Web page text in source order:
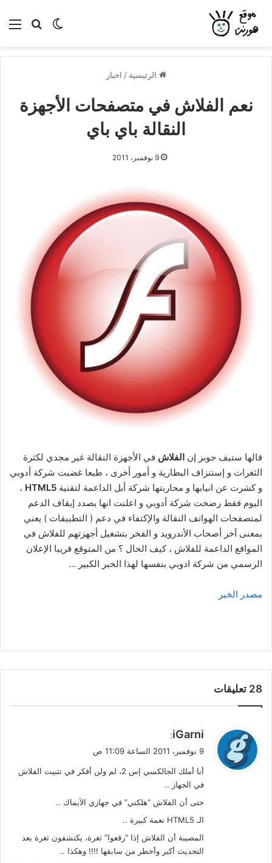
بحثالوضع
الرئيسية / اخبار
نعم الفلاش في متصفحات الأجهزة
النقالة باي باي
9 نوفمبر، 2011
قالها ستيف جوبز إن الفلاش في الأجهزة النقالة غير مجدي لكثرة
الثغرات و إستنزاف البطارية و أمور أخرى ، طبعا غضبت شركة أدوبي
و كشرت عن انيابها و محاربتها شركة أبل الداعمة لتقنية HTML5 ،
اليوم فقط رضخت شركة أدوبي و اعلنت انها بصدد إيقاف الدعم
لمتصفحات الهواتف النقالة والإكتفاء في دعم ( التطبيقات ) يعني
بمعنى آخر أصحاب الأندرويد و الفخر بتشغيل أجهزتهم للفلاش في
المواقع الداعمة للفلاش ، كيف الحال ؟ من المتوقع قريبا الإعلان
الرسمي من شركة ادوبي بنفسها لهذا الخبر الكبير …
مصدر الخبر
‫28 تعليقات
ي
ل
iGarni
:
9 نوفمبر، 2011 الساعة 11:09 ص
أنا أملك الجالكسي إس 2، لم ولن أفكر في تثبيت الفلاش
في الجهاز ..
حتى أن الفلاش “هلكني” في جهازي الآيماك ..
الـ HTML5 نعمة كبيرة ..
المصيبة أن الفلاش إذا “رقعوا” ثغرة، يكتشفون ثغرة بعد
التحديث أكبر وأخطر من سابقها !!!! وهكذا ..